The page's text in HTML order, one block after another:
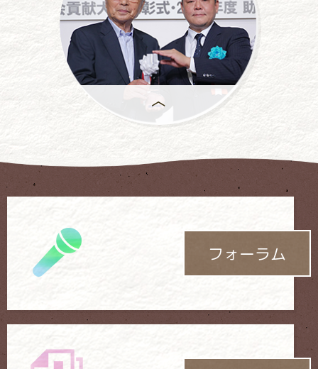
もっとも優れた活動には、
「社会貢献大賞」が
フォーラム